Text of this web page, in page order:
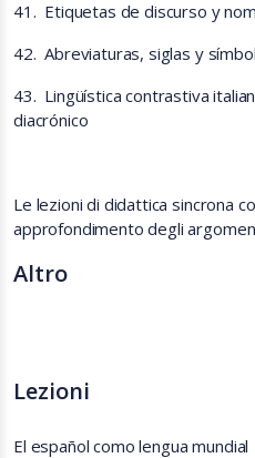
41. Etiquetas de discurso y
42. Abreviaturas, siglas y
43. Lingüística contrastiva
diacrónico
Le lezioni di didattica sincrona
approfondimento degli
Altro
Lezioni
El español como lengua mundial